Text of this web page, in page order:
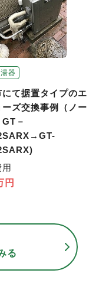
器
にて据置タイプのエ
ーズ交換事例（ノー
GT－
円
る